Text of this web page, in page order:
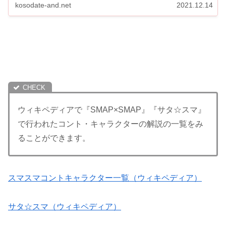
kosodate-and.net 2021.12.14
ウィキペディアで『SMAP×SMAP』『サタ☆スマ』
で行われたコント・キャラクターの解説の一覧をみ
ることができます。
スマスマコントキャラクター一覧（ウィキペディア）
サタ☆スマ（ウィキペディア）